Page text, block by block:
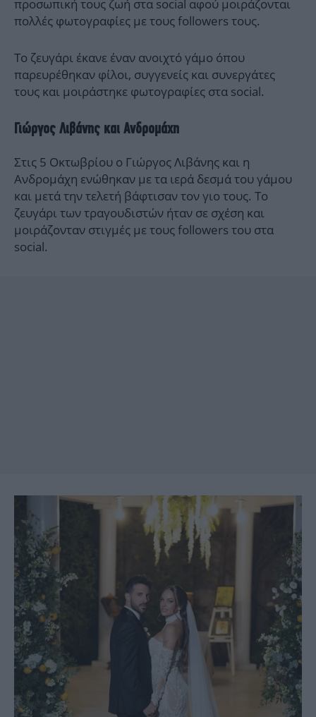
προσωπική τους ζωή στα social αφού μοιράζονται
πολλές φωτογραφίες με τους followers τους.
Το ζευγάρι έκανε έναν ανοιχτό γάμο όπου
παρευρέθηκαν φίλοι, συγγενείς και συνεργάτες
τους και μοιράστηκε φωτογραφίες στα social.
Γιώργος Λιβάνης και Ανδρομάχη
Στις 5 Οκτωβρίου ο Γιώργος Λιβάνης και η
Ανδρομάχη ενώθηκαν με τα ιερά δεσμά του γάμου
και μετά την τελετή βάφτισαν τον γιο τους. Το
ζευγάρι των τραγουδιστών ήταν σε σχέση και
μοιράζονταν στιγμές με τους followers του στα
social.